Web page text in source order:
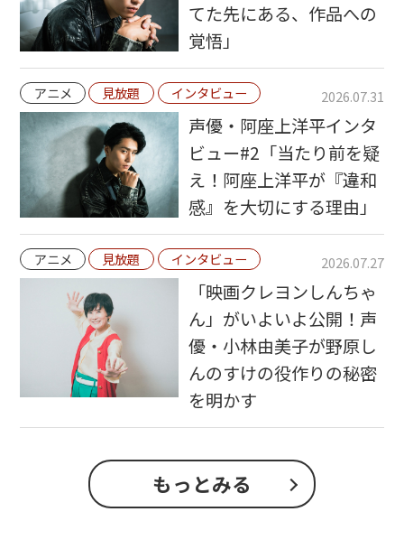
てた先にある、作品への
覚悟」
アニメ 見放題 インタビュー 2026.07.31
声優・阿座上洋平インタ
ビュー#2「当たり前を疑
え！阿座上洋平が『違和
感』を大切にする理由」
アニメ 見放題 インタビュー 2026.07.27
「映画クレヨンしんちゃ
ん」がいよいよ公開！声
優・小林由美子が野原し
んのすけの役作りの秘密
を明かす
もっとみる